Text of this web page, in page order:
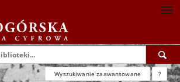
Wyszukiwanie zaawansowane ?